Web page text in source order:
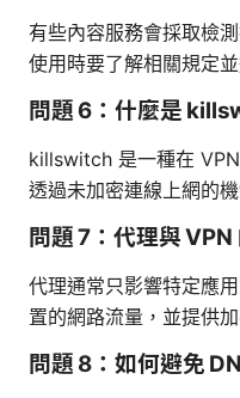
有些內容服務會採取檢
使用時要了解相關規定
問題 6：什麼是
killswitch 是一種在
透過未加密連線上網的
問題 7：代理與 VPN
代理通常只影響特定應
置的網路流量，並提供
問題 8：如何避免